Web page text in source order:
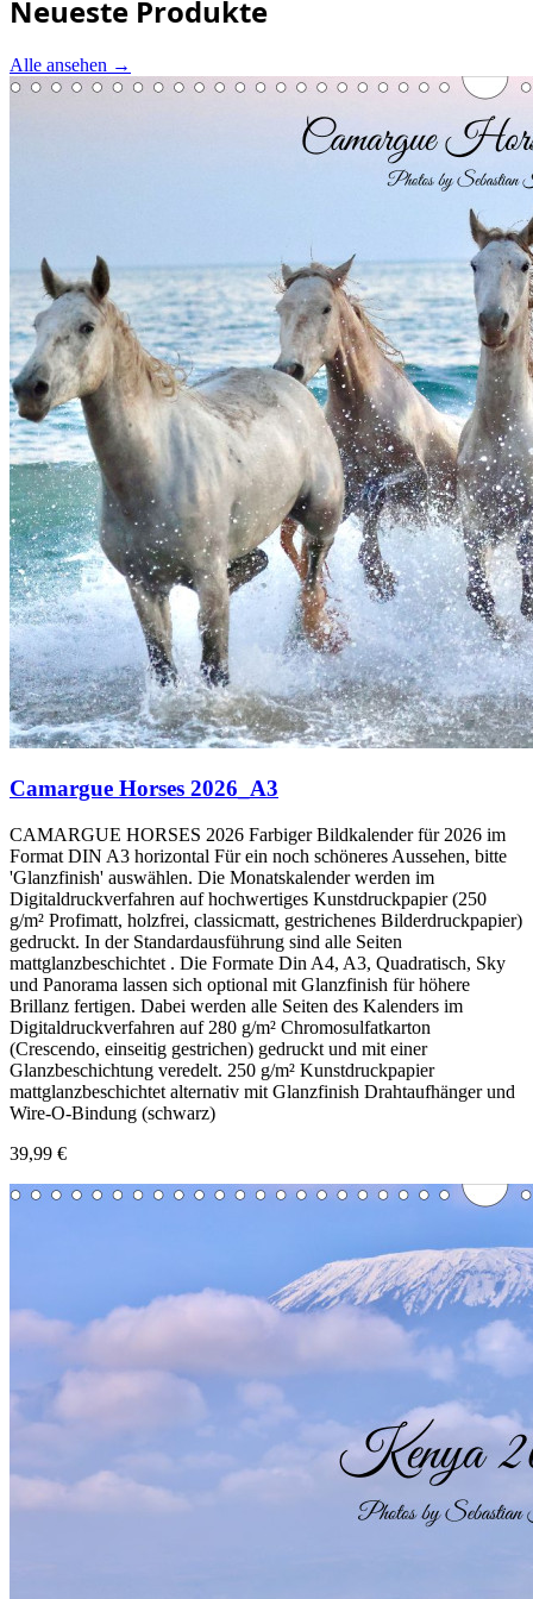
Neueste Produkte
Alle ansehen →
Camargue Horses 2026_A3
CAMARGUE HORSES 2026 Farbiger Bildkalender für 2026 im
Format DIN A3 horizontal Für ein noch schöneres Aussehen, bitte
'Glanzfinish' auswählen. Die Monatskalender werden im
Digitaldruckverfahren auf hochwertiges Kunstdruckpapier (250
g/m² Profimatt, holzfrei, classicmatt, gestrichenes Bilderdruckpapier)
gedruckt. In der Standardausführung sind alle Seiten
mattglanzbeschichtet . Die Formate Din A4, A3, Quadratisch, Sky
und Panorama lassen sich optional mit Glanzfinish für höhere
Brillanz fertigen. Dabei werden alle Seiten des Kalenders im
Digitaldruckverfahren auf 280 g/m² Chromosulfatkarton
(Crescendo, einseitig gestrichen) gedruckt und mit einer
Glanzbeschichtung veredelt. 250 g/m² Kunstdruckpapier
mattglanzbeschichtet alternativ mit Glanzfinish Drahtaufhänger und
Wire-O-Bindung (schwarz)
39,99 €